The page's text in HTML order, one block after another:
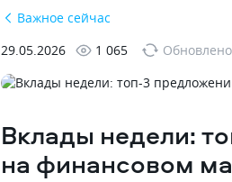
Важное сейчас
29.05.2026
1 065 Обновлено
Вклады недели:
на финансовом